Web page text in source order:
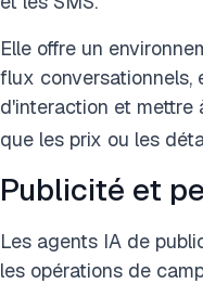
Elle offre un
flux conversationnels,
d'interaction et mettre
que les prix ou les
Publicité et
Les agents IA de
les opérations de